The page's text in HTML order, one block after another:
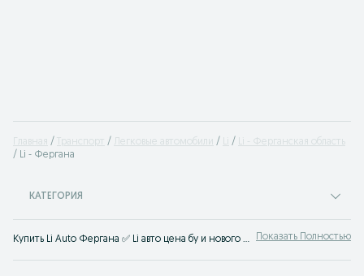
Главная Транспорт Легковые автомобили Li
Li - Ферганская область
Li - Фергана
КАТЕГОРИЯ
Купить Li Auto Фергана ✅ Li авто цена бу и нового авто ☝ Большой выбор китайских автомобилей по выгодным ценам на OLX.uz! Показать Полностью